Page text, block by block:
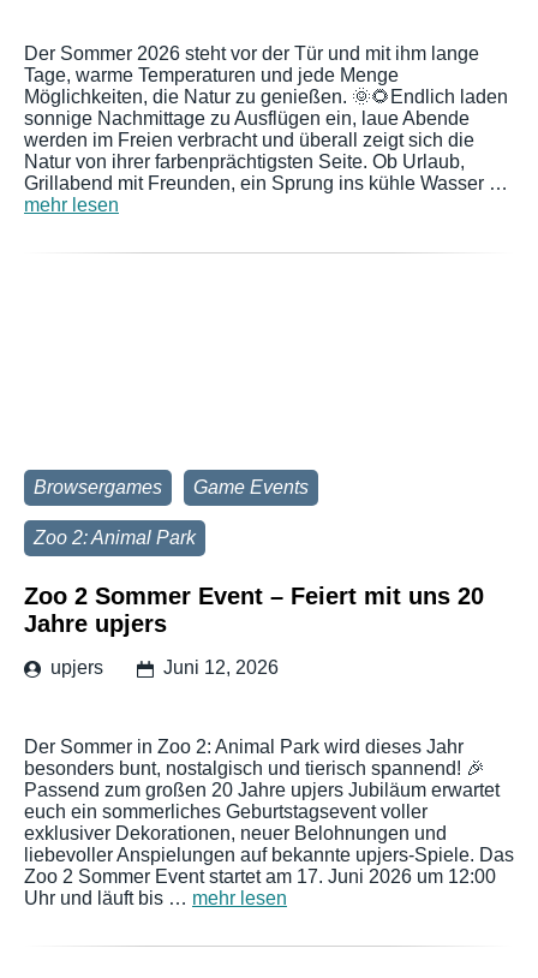
Der Sommer 2026 steht vor der Tür und mit ihm lange
Tage, warme Temperaturen und jede Menge
Möglichkeiten, die Natur zu genießen. 🌞🌻Endlich laden
sonnige Nachmittage zu Ausflügen ein, laue Abende
werden im Freien verbracht und überall zeigt sich die
Natur von ihrer farbenprächtigsten Seite. Ob Urlaub,
Grillabend mit Freunden, ein Sprung ins kühle Wasser …
mehr lesen
Browsergames Game Events
Zoo 2: Animal Park
Zoo 2 Sommer Event – Feiert mit uns 20
Jahre upjers
upjers Juni 12, 2026
Der Sommer in Zoo 2: Animal Park wird dieses Jahr
besonders bunt, nostalgisch und tierisch spannend! 🎉
Passend zum großen 20 Jahre upjers Jubiläum erwartet
euch ein sommerliches Geburtstagsevent voller
exklusiver Dekorationen, neuer Belohnungen und
liebevoller Anspielungen auf bekannte upjers-Spiele. Das
Zoo 2 Sommer Event startet am 17. Juni 2026 um 12:00
Uhr und läuft bis … mehr lesen